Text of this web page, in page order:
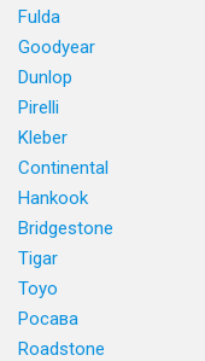
Fulda
Goodyear
Dunlop
Pirelli
Kleber
Continental
Hankook
Bridgestone
Tigar
Toyo
Росава
Roadstone